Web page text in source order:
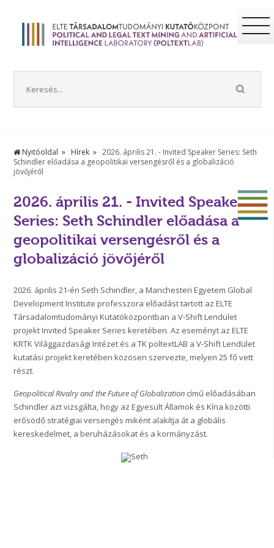
Nyitóoldal Hírek
2026. április 21. - Invited Speaker Series: Seth
Schindler előadása a geopolitikai versengésről és a globalizáció
jövőjéről
2026. április 21. - Invited Speaker
Series: Seth Schindler előadása a
geopolitikai versengésről és a
globalizáció jövőjéről
2026. április 21-én Seth Schindler, a Manchesteri Egyetem Global
Development Institute professzora előadást tartott az ELTE
Társadalomtudományi Kutatóközpontban a V-Shift Lendület
projekt Invited Speaker Series keretében. Az eseményt az ELTE
KRTK Világgazdasági Intézet és a TK poltextLAB a V-Shift Lendület
kutatási projekt keretében közösen szervezte, melyen 25 fő vett
részt.
Geopolitical Rivalry and the Future of Globalization című előadásában
Schindler azt vizsgálta, hogy az Egyesült Államok és Kína közötti
erősödő stratégiai versengés miként alakítja át a globális
kereskedelmet, a beruházásokat és a kormányzást.